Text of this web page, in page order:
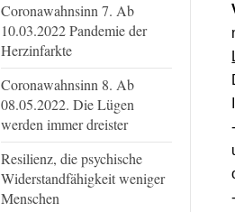
Coronawahnsinn 7. Ab
10.03.2022 Pandemie der
Herzinfarkte
Coronawahnsinn 8. Ab
08.05.2022. Die Lügen
werden immer dreister
Resilienz, die psychische
Widerstandfähigkeit weniger
Menschen